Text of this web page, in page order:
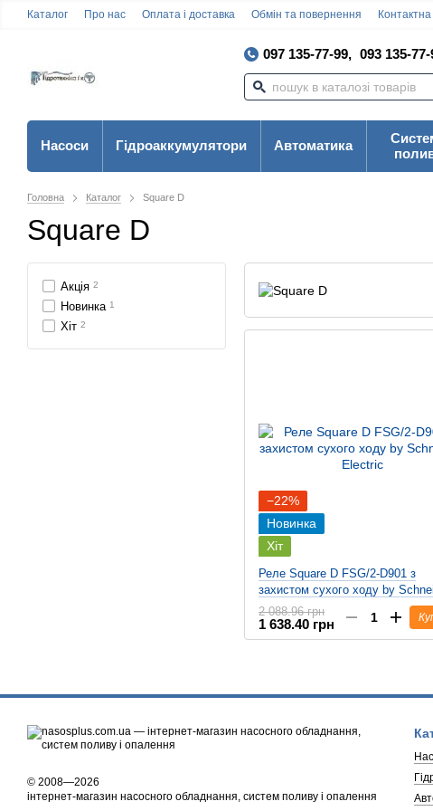
Каталог Про нас Оплата і доставка Обмін та повернення Контактна
097 135-77-99, 093 135-77-
Насоси Гідроаккумулятори Автоматика
Головна Каталог Square D
Square D
−22%
Новинка
Хіт
Реле Square D FSG/2-D901 з
захистом сухого ходу by
Electric
2 088.96 грн
1 638.40 грн
Акція 2
Новинка 1
Хіт 2
© 2008—2026
інтернет-магазин насосного обладнання, систем поливу і опалення